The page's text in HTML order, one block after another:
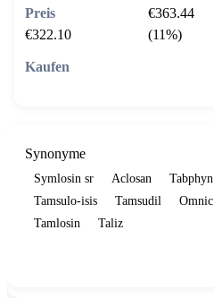
€363.44
€322.10
(11%)
Synonyme
Symlosin sr Aclosan Tabphyn
Tamsulo-isis
Tamsudil Omnic
Tamlosin
Taliz